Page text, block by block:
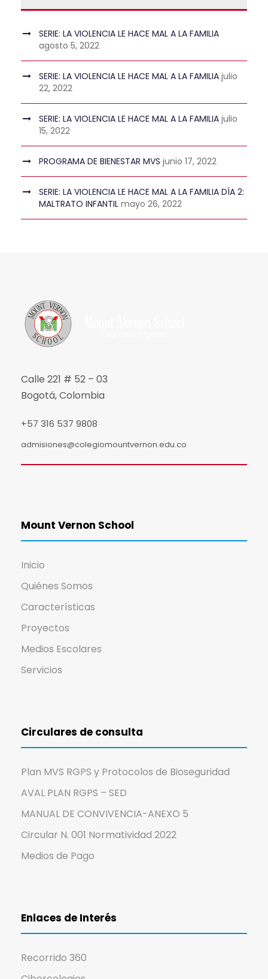
SERIE: LA VIOLENCIA LE HACE MAL A LA FAMILIA
agosto 5, 2022
SERIE: LA VIOLENCIA LE HACE MAL A LA FAMILIA julio
22, 2022
SERIE: LA VIOLENCIA LE HACE MAL A LA FAMILIA julio
15, 2022
PROGRAMA DE BIENESTAR MVS junio 17, 2022
SERIE: LA VIOLENCIA LE HACE MAL A LA FAMILIA DÍA 2:
MALTRATO INFANTIL mayo 26, 2022
Calle 221 # 52 – 03
Bogotá, Colombia
+57 316 537 9808
admisiones@colegiomountvernon.edu.co
Mount Vernon School
Inicio
Quiénes Somos
Características
Proyectos
Medios Escolares
Servicios
Circulares de consulta
Plan MVS RGPS y Protocolos de Bioseguridad
AVAL PLAN RGPS – SED
MANUAL DE CONVIVENCIA-ANEXO 5
Circular N. 001 Normatividad 2022
Medios de Pago
Enlaces de Interés
Recorrido 360